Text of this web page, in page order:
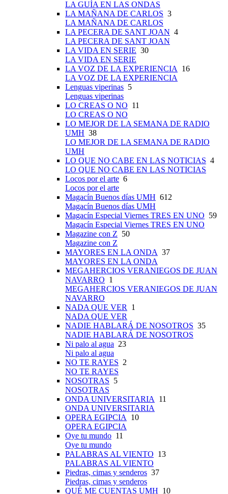
LA GUÍA EN LAS ONDAS
LA MAÑANA DE CARLOS 3
LA MAÑANA DE CARLOS
LA PECERA DE SANT JOAN 4
LA PECERA DE SANT JOAN
LA VIDA EN SERIE 30
LA VIDA EN SERIE
LA VOZ DE LA EXPERIENCIA
16
LA VOZ DE LA EXPERIENCIA
Lenguas viperinas 5
Lenguas viperinas
LO CREAS O NO 11
LO CREAS O NO
LO MEJOR DE LA SEMANA DE RADIO
UMH 38
LO MEJOR DE LA SEMANA DE RADIO
UMH
LO QUE NO CABE EN LAS NOTICIAS 4
LO QUE NO CABE EN LAS NOTICIAS
Locos por el arte 6
Locos por el arte
Magacín Buenos días UMH 612
Magacín Buenos días UMH
Magacín Especial Viernes TRES EN UNO 59
Magacín Especial Viernes TRES EN UNO
Magazine con Z 50
Magazine con Z
MAYORES EN LA ONDA 37
MAYORES EN LA ONDA
MEGAHERCIOS VERANIEGOS DE JUAN
NAVARRO 1
MEGAHERCIOS VERANIEGOS DE JUAN
NAVARRO
NADA QUE VER
1
NADA QUE VER
NADIE HABLARÁ DE NOSOTROS 35
NADIE HABLARÁ DE NOSOTROS
Ni palo al agua 23
Ni palo al agua
NO TE RAYES 2
NO TE RAYES
NOSOTRAS 5
NOSOTRAS
ONDA UNIVERSITARIA
11
ONDA UNIVERSITARIA
OPERA EGIPCIA
10
OPERA EGIPCIA
Oye tu mundo 11
Oye tu mundo
PALABRAS AL VIENTO 13
PALABRAS AL VIENTO
Piedras, cimas y senderos 37
Piedras, cimas y senderos
QUÉ ME CUENTAS UMH 10